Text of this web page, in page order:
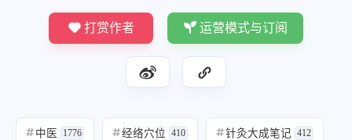
打赏作者 运营模式与订阅
#中医 1776 #经络穴位 410 #针灸大成笔记 412